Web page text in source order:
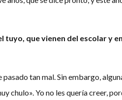
tuyo, que vienen del escolar y
tan mal. Sin embargo,
chulo». Yo no les quería creer,